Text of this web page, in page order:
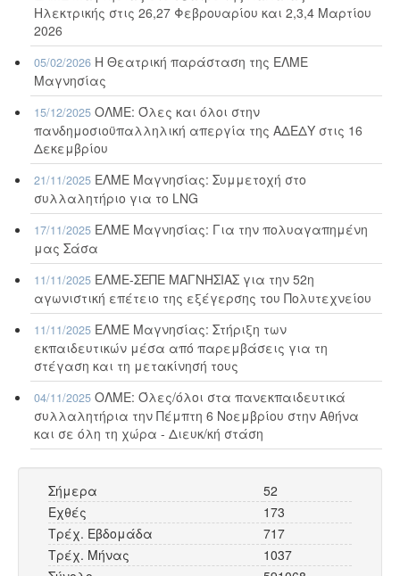
Ηλεκτρικής στις 26,27 Φεβρουαρίου και 2,3,4 Μαρτίου
2026
05/02/2026 Η Θεατρική παράσταση της ΕΛΜΕ
Μαγνησίας
15/12/2025 ΟΛΜΕ: Όλες και όλοι στην
πανδημοσιοϋπαλληλική απεργία της ΑΔΕΔΥ στις 16
Δεκεμβρίου
21/11/2025 ΕΛΜΕ Μαγνησίας: Συμμετοχή στο
συλλαλητήριο για το LNG
17/11/2025 ΕΛΜΕ Μαγνησίας: Για την πολυαγαπημένη
μας Σάσα
11/11/2025 ΕΛΜΕ-ΣΕΠΕ ΜΑΓΝΗΣΙΑΣ για την 52η
αγωνιστική επέτειο της εξέγερσης του Πολυτεχνείου
11/11/2025 ΕΛΜΕ Μαγνησίας: Στήριξη των
εκπαιδευτικών μέσα από παρεμβάσεις για τη
στέγαση και τη μετακίνησή τους
04/11/2025 ΟΛΜΕ: Όλες/όλοι στα πανεκπαιδευτικά
συλλαλητήρια την Πέμπτη 6 Νοεμβρίου στην Αθήνα
και σε όλη τη χώρα - Διευκ/κή στάση
Σήμερα
52
Εχθές
173
Τρέχ. Εβδομάδα
717
Τρέχ. Μήνας
1037